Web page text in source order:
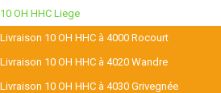
10 OH HHC Liege
Livraison 10 OH HHC à 4000 Rocourt
Livraison 10 OH HHC à 4020 Wandre
Livraison 10 OH HHC à 4030 Grivegnée